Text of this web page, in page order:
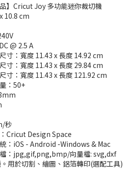
】Cricut Joy 多功能迷你裁切機
10.8 cm
@ 2.5 A
寸：寬度 11.43 x 長度 14.92 cm
寸：寬度 11.43 x 長度 29.84 cm
寸：寬度 11.43 x 長度 121.92 cm
：50+
秒
Cricut Design Space
：iOS - Android -Windows & Mac
：jpg,gif,png,bmp/向量檔: svg,dxf
用於切割、繪圖、鋁箔轉印(選配工具)